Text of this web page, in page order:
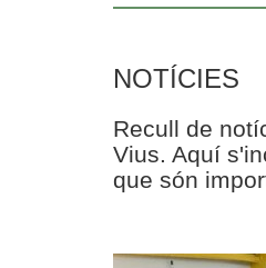
NOTÍCIES
Recull de
Vius. Aquí
que són